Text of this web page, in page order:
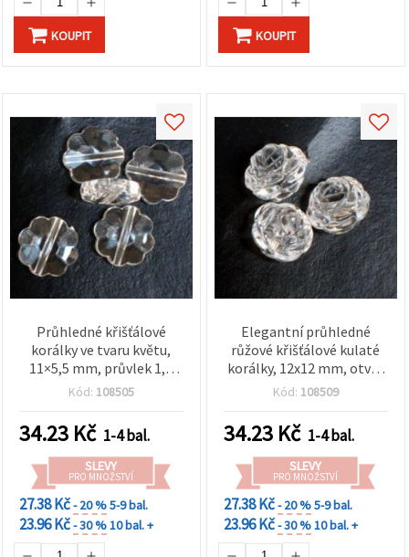
KOUPIT KOUPIT
Průhledné křišťálové
korálky ve tvaru květu,
11×5,5 mm, průvlek 1,5
mm – 50 g (~110 ks)
Kód: 108505
34.23 Kč 1-4 bal.
SLEVY
PRO MNOŽSTVÍ
27.38 Kč- 20 %5-9 bal.
23.96 Kč- 30 %10 bal. +
Elegantní průhledné
růžové křišťálové kulaté
korálky, 12x12 mm, otvor
2 mm, 50 g (~65 ks) –
akcenty pro šperky a
kreativní tvoření
Kód: 108509
34.23 Kč 1-4 bal.
SLEVY
PRO MNOŽSTVÍ
27.38 Kč- 20 %5-9 bal.
23.96 Kč- 30 %10 bal. +